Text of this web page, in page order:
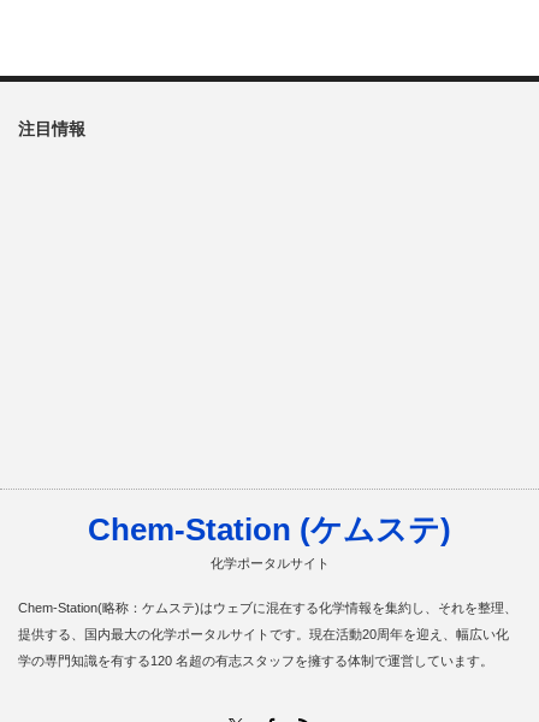
注目情報
Chem-Station (ケムステ)
化学ポータルサイト
Chem-Station(略称：ケムステ)はウェブに混在する化学情報を集約し、それを整理、
提供する、国内最大の化学ポータルサイトです。現在活動20周年を迎え、幅広い化
学の専門知識を有する120 名超の有志スタッフを擁する体制で運営しています。